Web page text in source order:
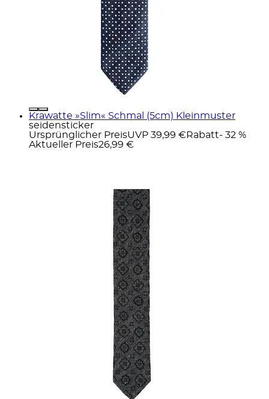
Krawatte »Slim« Schmal (5cm) Kleinmuster
seidensticker
Ursprünglicher PreisUVP 39,99 € Rabatt- 32 %
Aktueller Preis26,99 €